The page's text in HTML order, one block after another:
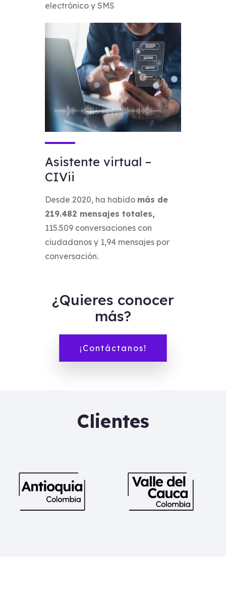
electrónico y SMS
Asistente virtual –
CIVii
Desde 2020, ha habido más de
219.482 mensajes totales,
115.509 conversaciones con
ciudadanos y 1,94 mensajes por
conversación.
¿Quieres conocer
más?
¡Contáctanos!
Clientes